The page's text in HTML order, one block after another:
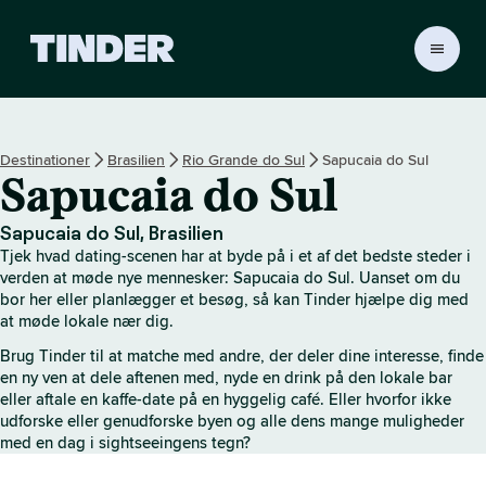
r
s
s
t
a
r
t
d
e
Destinationer Brasilien Rio Grande do Sul Sapucaia do Sul
Sapucaia do Sul
Sapucaia do Sul, Brasilien
Tjek hvad dating-scenen har at byde på i et af det bedste steder i
verden at møde nye mennesker: Sapucaia do Sul. Uanset om du
bor her eller planlægger et besøg, så kan Tinder hjælpe dig med
at møde lokale nær dig.
Brug Tinder til at matche med andre, der deler dine interesse, finde
en ny ven at dele aftenen med, nyde en drink på den lokale bar
eller aftale en kaffe-date på en hyggelig café. Eller hvorfor ikke
udforske eller genudforske byen og alle dens mange muligheder
med en dag i sightseeingens tegn?